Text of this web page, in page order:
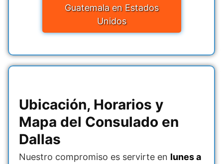
Guatemala en Estados
Unidos
Ubicación, Horarios y
Mapa del Consulado en
Dallas
Nuestro compromiso es servirte en lunes a